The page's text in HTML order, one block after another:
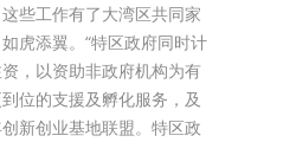
些工作有了大湾区共同家
虎添翼。“特区政府同时计
，以资助非政府机构为有
位的支援及孵化服务，及
新创业基地联盟。特区政